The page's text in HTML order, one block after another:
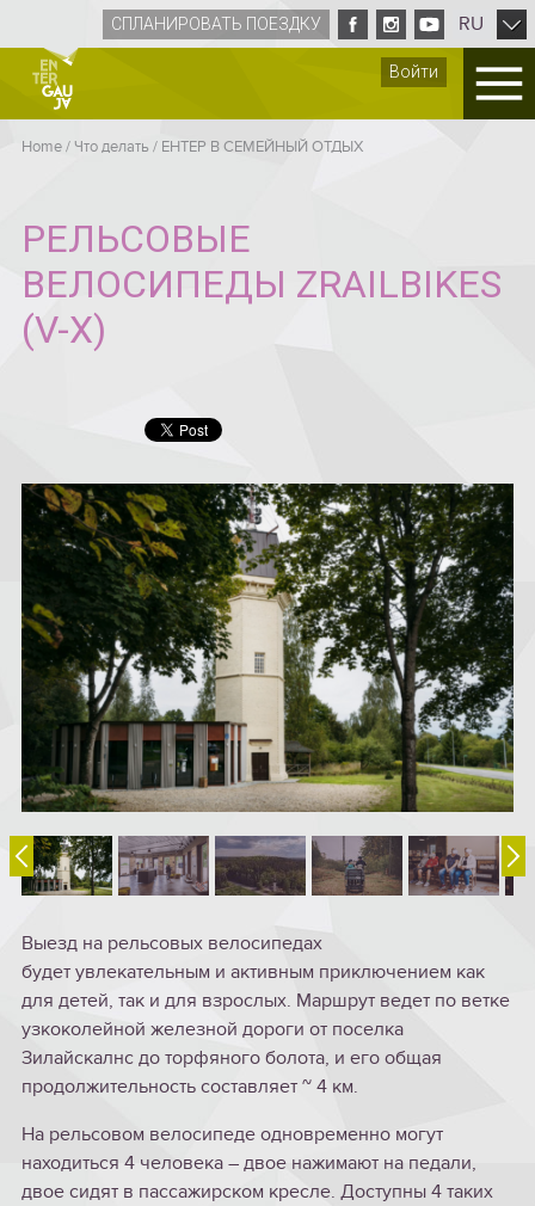
Войти
СПЛАНИРОВАТЬ ПОЕЗДКУ RU
Home/ Что делать / ЕНТЕР B СЕМЕЙНЫЙ ОТДЫХ
PЕЛЬСОВЫЕ
ВЕЛОСИПЕДЫ ZRAILBIKES
(V-X)
Выезд на рельсовых велосипедах
будет увлекательным и активным приключением как
для детей, так и для взрослых. Маршрут ведет по ветке
узкоколейной железной дороги от поселка
Зилайскалнс до торфяного болота, и его общая
продолжительность составляет ~ 4 км.
На рельсовом велосипеде одновременно могут
находиться 4 человека – двое нажимают на педали,
двое сидят в пассажирском кресле. Доступны 4 таких